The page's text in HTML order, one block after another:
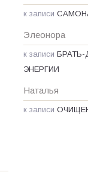
к записи
Элеонора
к записи
ЭНЕРГИИ
Наталья
к записи